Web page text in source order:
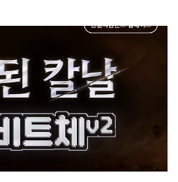
. 더 자유롭게 폰트를 사용하도록
했는데요, 이번 리뉴얼과 함께
라이선스로 이용 범위가
은 별도 구매로 이용할 수
매할 필요 없이 모든 라이선스로
작업에도 폰트를 자유롭게
과 개인으로 나뉜 직관적인 상품